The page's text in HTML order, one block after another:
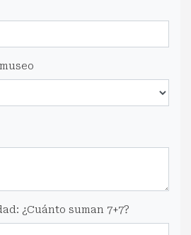
¿Cuánto suman 7+7?